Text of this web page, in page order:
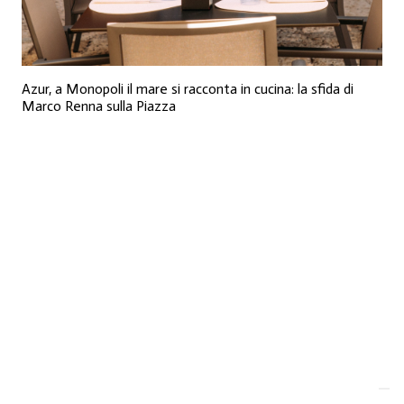
Azur, a Monopoli il mare si racconta in cucina: la sfida di
Marco Renna sulla Piazza